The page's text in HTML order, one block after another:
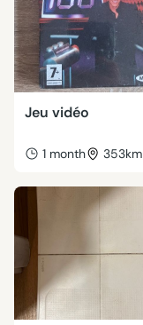
Jeu vidéo
1 month 353km